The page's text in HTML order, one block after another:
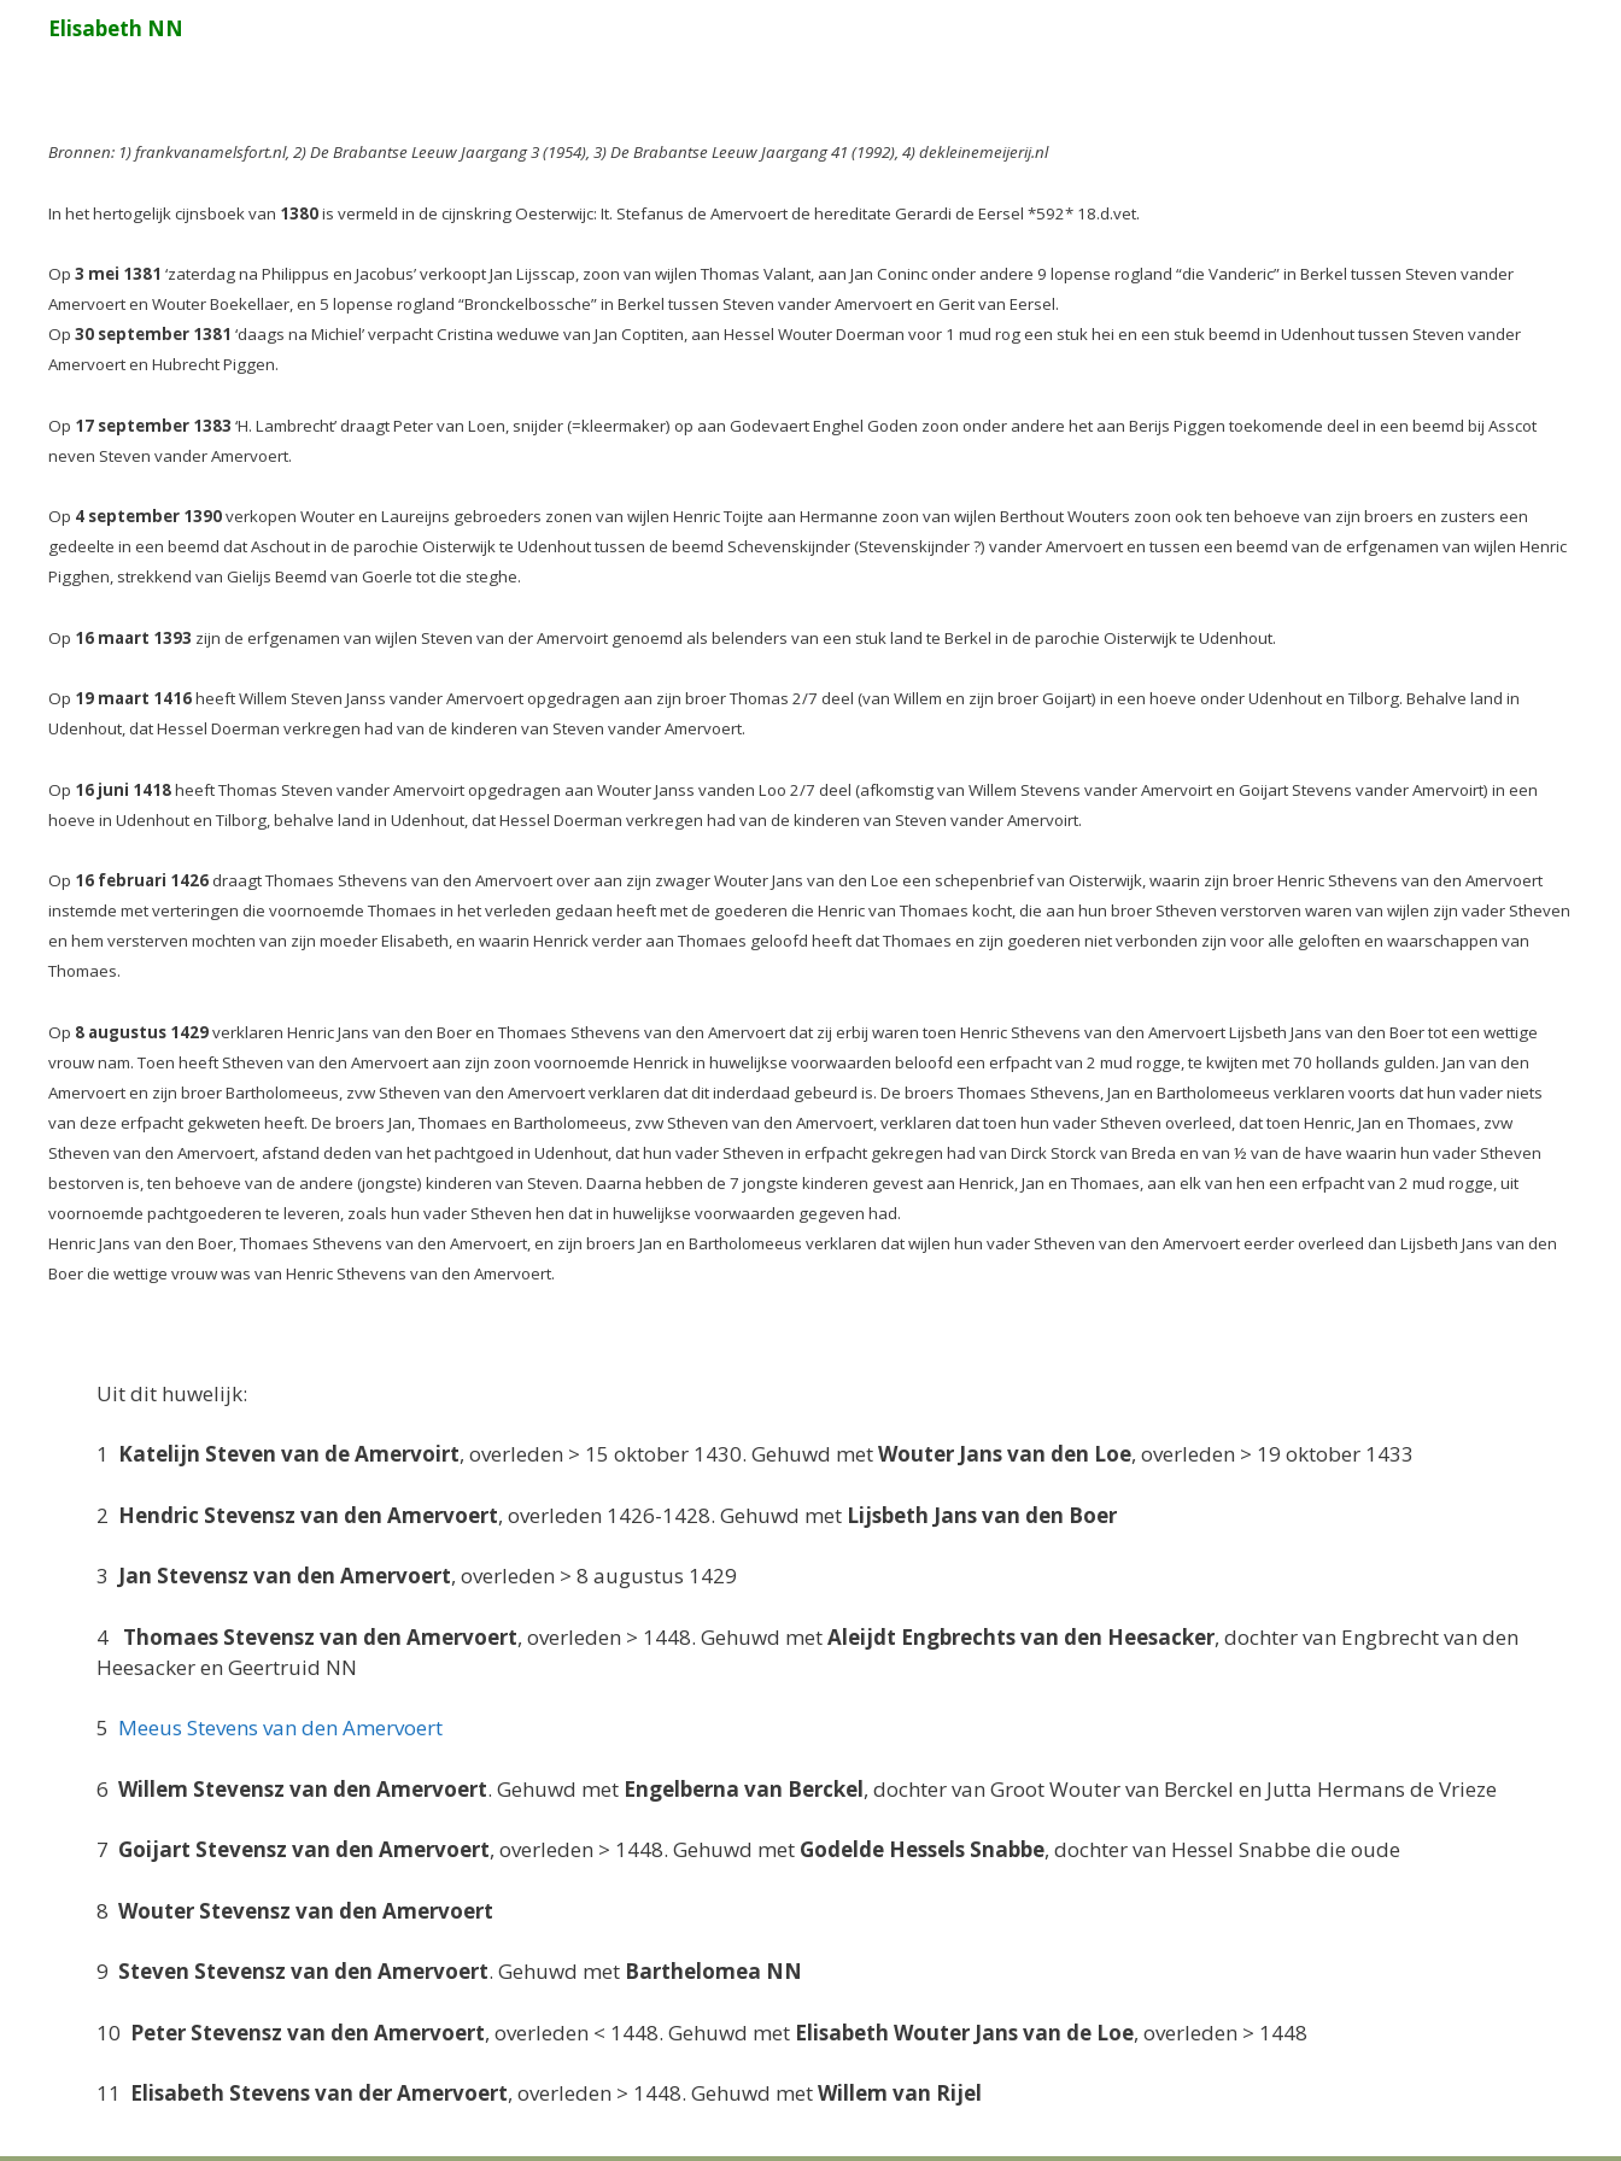
Elisabeth NN
Bronnen: 1) frankvanamelsfort.nl, 2) De Brabantse Leeuw Jaargang 3 (1954), 3) De Brabantse Leeuw Jaargang 41 (1992), 4) dekleinemeijerij.nl
In het hertogelijk cijnsboek van 1380is vermeld in de cijnskring Oesterwijc: It. Stefanus de Amervoert de hereditate Gerardi de Eersel *592* 18.d.vet.
Op 3 mei 1381 ‘zaterdag na Philippus en Jacobus’ verkoopt Jan Lijsscap, zoon van wijlen Thomas Valant, aan Jan Coninc onder andere 9 lopense rogland “die Vanderic” in Berkel tussen Steven vander
Amervoert en Wouter Boekellaer, en 5 lopense rogland “Bronckelbossche” in Berkel tussen Steven vander Amervoert en Gerit van Eersel.
Op 30 september 1381 ‘daags na Michiel’ verpacht Cristina weduwe van Jan Coptiten, aan Hessel Wouter Doerman voor 1 mud rog een stuk hei en een stuk beemd in Udenhout tussen Steven vander
Amervoert en Hubrecht Piggen.
Op 17 september 1383 ‘H. Lambrecht’ draagt Peter van Loen, snijder (=kleermaker) op aan Godevaert Enghel Goden zoon onder andere het aan Berijs Piggen toekomende deel in een beemd bij Asscot
neven Steven vander Amervoert.
Op 4 september 1390verkopen Wouter en Laureijns gebroeders zonen van wijlen Henric Toijte aan Hermanne zoon van wijlen Berthout Wouters zoon ook ten behoeve van zijn broers en zusters een
gedeelte in een beemd dat Aschout in de parochie Oisterwijk te Udenhout tussen de beemd Schevenskijnder (Stevenskijnder ?) vander Amervoert en tussen een beemd van de erfgenamen van wijlen Henric
Pigghen, strekkend van Gielijs Beemd van Goerle tot die steghe.
Op 16 maart 1393 zijn de erfgenamen van wijlen Steven van der Amervoirt genoemd als belenders van een stuk land te Berkel in de parochie Oisterwijk te Udenhout.
Op 19 maart 1416heeft Willem Steven Janss vander Amervoert opgedragen aan zijn broer Thomas 2/7 deel (van Willem en zijn broer Goijart) in een hoeve onder Udenhout en Tilborg. Behalve land in
Udenhout, dat Hessel Doerman verkregen had van de kinderen van Steven vander Amervoert.
Op 16 juni 1418heeft Thomas Steven vander Amervoirt opgedragen aan Wouter Janss vanden Loo 2/7 deel (afkomstig van Willem Stevens vander Amervoirt en Goijart Stevens vander Amervoirt) in een
hoeve in Udenhout en Tilborg, behalve land in Udenhout, dat Hessel Doerman verkregen had van de kinderen van Steven vander Amervoirt.
Op 16 februari 1426draagt Thomaes Sthevens van den Amervoert over aan zijn zwager Wouter Jans van den Loe een schepenbrief van Oisterwijk, waarin zijn broer Henric Sthevens van den Amervoert
instemde met verteringen die voornoemde Thomaes in het verleden gedaan heeft met de goederen die Henric van Thomaes kocht, die aan hun broer Stheven verstorven waren van wijlen zijn vader Stheven
en hem versterven mochten van zijn moeder Elisabeth, en waarin Henrick verder aan Thomaes geloofd heeft dat Thomaes en zijn goederen niet verbonden zijn voor alle geloften en waarschappen van
Thomaes.
Op 8 augustus 1429verklaren Henric Jans van den Boer en Thomaes Sthevens van den Amervoert dat zij erbij waren toen Henric Sthevens van den Amervoert Lijsbeth Jans van den Boer tot een wettige
vrouw nam. Toen heeft Stheven van den Amervoert aan zijn zoon voornoemde Henrick in huwelijkse voorwaarden beloofd een erfpacht van 2 mud rogge, te kwijten met 70 hollands gulden. Jan van den
Amervoert en zijn broer Bartholomeeus, zvw Stheven van den Amervoert verklaren dat dit inderdaad gebeurd is. De broers Thomaes Sthevens, Jan en Bartholomeeus verklaren voorts dat hun vader niets
van deze erfpacht gekweten heeft. De broers Jan, Thomaes en Bartholomeeus, zvw Stheven van den Amervoert, verklaren dat toen hun vader Stheven overleed, dat toen Henric, Jan en Thomaes, zvw
Stheven van den Amervoert, afstand deden van het pachtgoed in Udenhout, dat hun vader Stheven in erfpacht gekregen had van Dirck Storck van Breda en van ½ van de have waarin hun vader Stheven
bestorven is, ten behoeve van de andere (jongste) kinderen van Steven. Daarna hebben de 7 jongste kinderen gevest aan Henrick, Jan en Thomaes, aan elk van hen een erfpacht van 2 mud rogge, uit
voornoemde pachtgoederen te leveren, zoals hun vader Stheven hen dat in huwelijkse voorwaarden gegeven had.
Henric Jans van den Boer, Thomaes Sthevens van den Amervoert, en zijn broers Jan en Bartholomeeus verklaren dat wijlen hun vader Stheven van den Amervoert eerder overleed dan Lijsbeth Jans van den
Boer die wettige vrouw was van Henric Sthevens van den Amervoert.
Uit dit huwelijk:
1 Katelijn Steven van de Amervoirt, overleden > 15 oktober 1430. Gehuwd metWouter Jans van den Loe, overleden > 19 oktober 1433
2 Hendric Stevensz van den Amervoert, overleden 1426-1428. Gehuwd met Lijsbeth Jans van den Boer
3 Jan Stevensz van den Amervoert, overleden > 8 augustus 1429
4 Thomaes Stevensz van den Amervoert, overleden > 1448. Gehuwd metAleijdt Engbrechts van den Heesacker, dochter van Engbrecht van den
Heesacker en Geertruid NN
5 Meeus Stevens van den Amervoert
6 Willem Stevensz van den Amervoert. Gehuwd met Engelberna van Berckel, dochter van Groot Wouter van Berckel en Jutta Hermans de Vrieze
7 Goijart Stevensz van den Amervoert, overleden > 1448. Gehuwd met Godelde Hessels Snabbe, dochter van Hessel Snabbe die oude
8 Wouter Stevensz van den Amervoert
9 Steven Stevensz van den Amervoert. Gehuwd met Barthelomea NN
10 Peter Stevensz van den Amervoert, overleden < 1448. Gehuwd met Elisabeth Wouter Jans van de Loe, overleden > 1448
11 Elisabeth Stevens van der Amervoert, overleden > 1448. Gehuwd metWillem van Rijel